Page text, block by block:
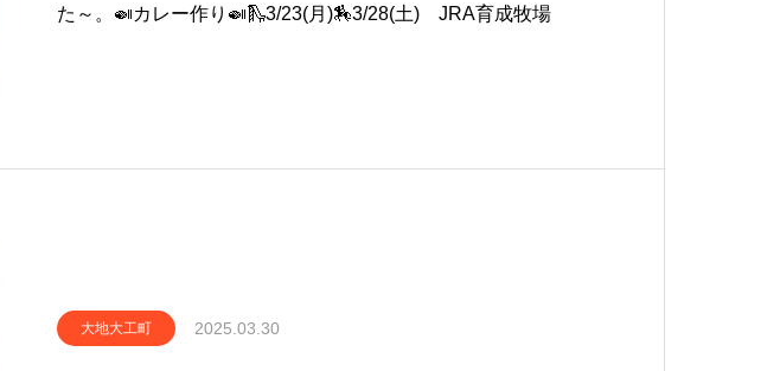
た～。🍛カレー作り🍛🛝3/23(月)🏇3/28(土) JRA育成牧場
大地大工町 2025.03.30